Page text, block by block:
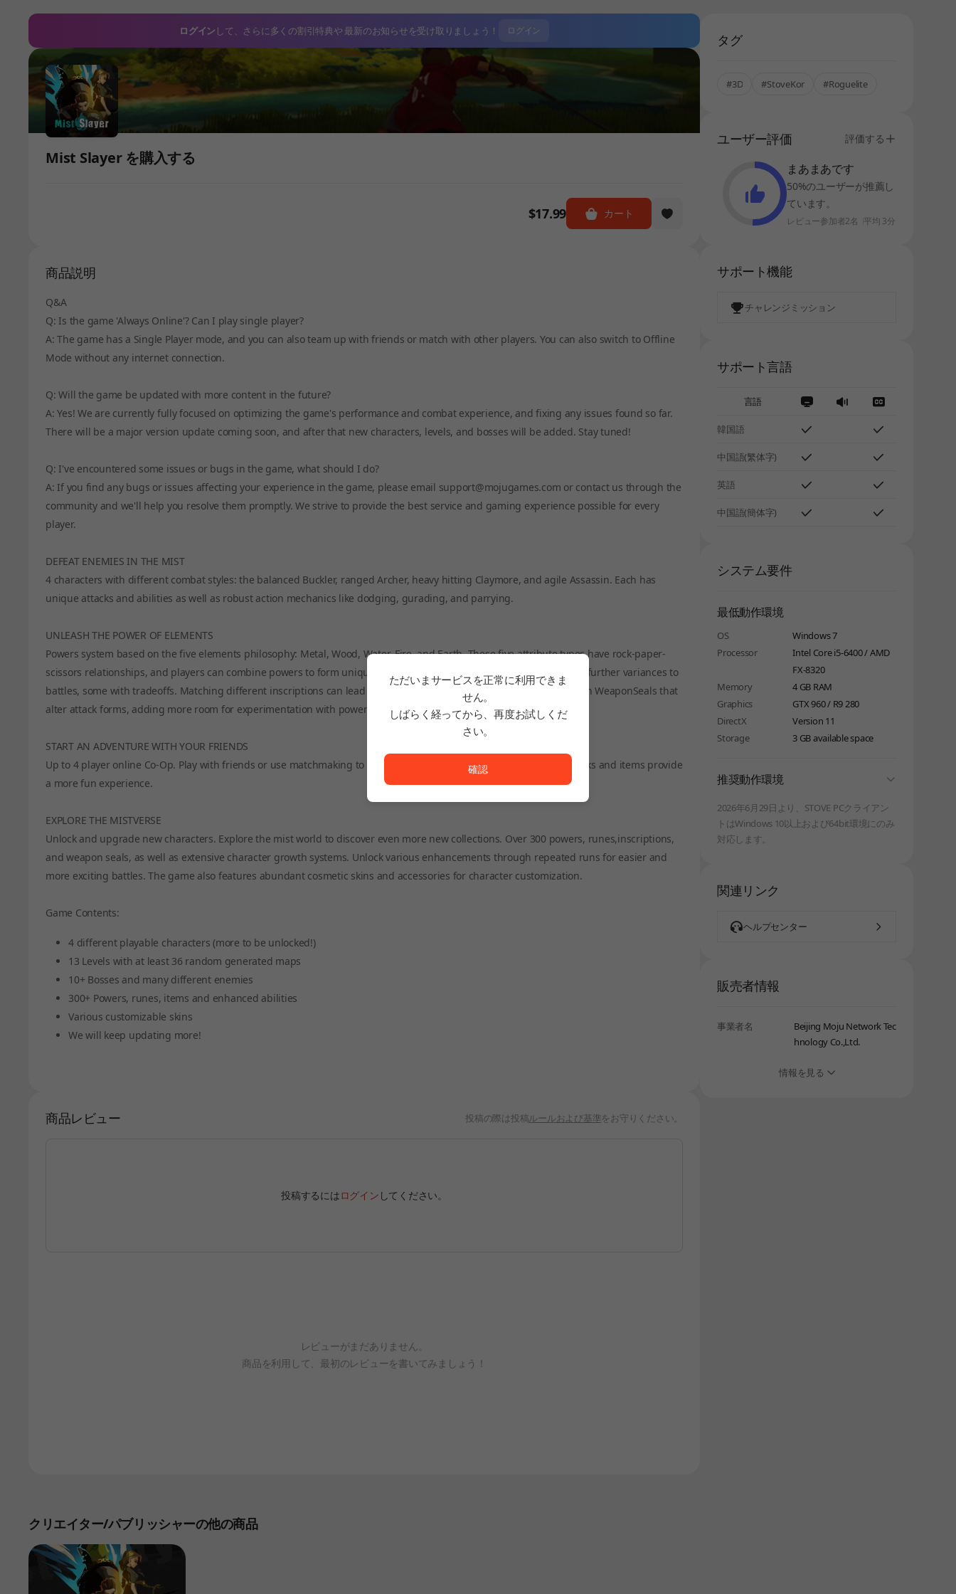
ログイン して、さらに多くの割引特典や最新のお知らせを受け取りましょう！ ログイン
Mist Slayer を購入する
$17.99 カート
商品説明
Q&A
Q: Is the game 'Always Online'? Can I play single player?
A: The game has a Single Player mode, and you can also team up with friends or match with other players. You can also switch to Offline
Mode without any internet connection.
Q: Will the game be updated with more content in the future?
A: Yes! We are currently fully focused on optimizing the game's performance and combat experience, and fixing any issues found so far.
There will be a major version update coming soon, and after that new characters, levels, and bosses will be added. Stay tuned!
Q: I've encountered some issues or bugs in the game, what should I do?
A: If you find any bugs or issues affecting your experience in the game, please email support@mojugames.com or contact us through the
community and we'll help you resolve them promptly. We strive to provide the best service and gaming experience possible for every
player.
DEFEAT ENEMIES IN THE MIST
4 characters with different combat styles: the balanced Buckler, ranged Archer, heavy hitting Claymore, and agile Assassin. Each has
unique attacks and abilities as well as robust action mechanics like dodging, gurading, and parrying.
UNLEASH THE POWER OF ELEMENTS
Powers system based on the five elements philosophy: Metal, Wood, Water, Fire, and Earth. These five attribute types have rock-paper-
scissors relationships, and players can combine powers to form unique combat builds. Hundreds of Inscriptions add further variances to
battles, some with tradeoffs. Matching different inscriptions can lead to unexpected synergies. Players can also obtain WeaponSeals that
alter attack forms, adding more room for experimentation with powers andinscriptions.
START AN ADVENTURE WITH YOUR FRIENDS
Up to 4 player online Co-Op. Play with friends or use matchmaking to team up with random players. Special co-op tasks and items provide
a more fun experience.
EXPLORE THE MISTVERSE
Unlock and upgrade new characters. Explore the mist world to discover even more new collections. Over 300 powers, runes,inscriptions,
and weapon seals, as well as extensive character growth systems. Unlock various enhancements through repeated runs for easier and
more exciting battles. The game also features abundant cosmetic skins and accessories for character customization.
Game Contents:
4 different playable characters (more to be unlocked!)
13 Levels with at least 36 random generated maps
10+ Bosses and many different enemies
300+ Powers, runes, items and enhanced abilities
Various customizable skins
We will keep updating more!
商品レビュー 投稿の際は投稿ルールおよび基準をお守りください。
投稿するにはログイン してください。
レビューがまだありません。
商品を利用して、最初のレビューを書いてみましょう！
クリエイター/パブリッシャーの他の商品
タグ
#3D #StoveKor #Roguelite
ユーザー評価 評価する
まあまあです
50%のユーザーが推薦し
ています。
レビュー参加者2名 平均 3分
サポート機能
チャレンジミッション
サポート言語
言語
韓国語
中国語(繁体字)
英語
中国語(簡体字)
システム要件
最低動作環境
OS
Windows 7
Processor
Intel Core i5-6400 / AMD
FX-8320
Memory
4 GB RAM
Graphics
GTX 960 / R9 280
DirectX
Version 11
Storage
3 GB available space
推奨動作環境 folding
2026年6月29日より、STOVE PCクライアン
トはWindows 10以上および64bit環境にのみ
対応します。
関連リンク
ヘルプセンター
販売者情報
事業者名
Beijing Moju Network Tec
hnology Co.,Ltd.
情報を見る
ただいまサービスを正常に利用できま
せん。
しばらく経ってから、再度お試しくだ
さい。
ただいまサービスを正常に利用できません。<br/>しばらく経ってから、再度お試しください。
確認